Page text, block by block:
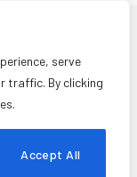
serve
traffic. By clicking
Accept All
Privacy Policy
Editorial Policy
Ethics Policy